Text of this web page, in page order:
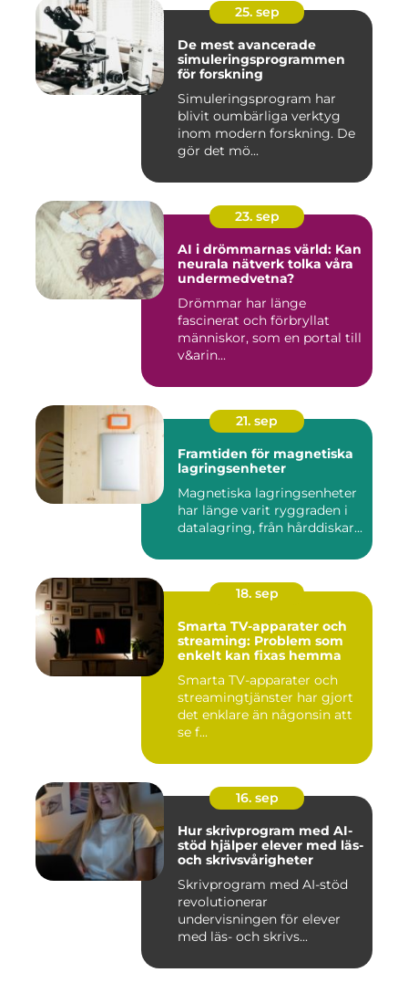
25. sep
De mest avancerade
simuleringsprogrammen
för forskning
Simuleringsprogram har
blivit oumbärliga verktyg
inom modern forskning. De
gör det mö...
23. sep
AI i drömmarnas värld: Kan
neurala nätverk tolka våra
undermedvetna?
Drömmar har länge
fascinerat och förbryllat
människor, som en portal till
v&arin...
21. sep
Framtiden för magnetiska
lagringsenheter
Magnetiska lagringsenheter
har länge varit ryggraden i
datalagring, från hårddiskar...
18. sep
Smarta TV-apparater och
streaming: Problem som
enkelt kan fixas hemma
Smarta TV-apparater och
streamingtjänster har gjort
det enklare än någonsin att
se f...
16. sep
Hur skrivprogram med AI-
stöd hjälper elever med läs-
och skrivsvårigheter
Skrivprogram med AI-stöd
revolutionerar
undervisningen för elever
med läs- och skrivs...